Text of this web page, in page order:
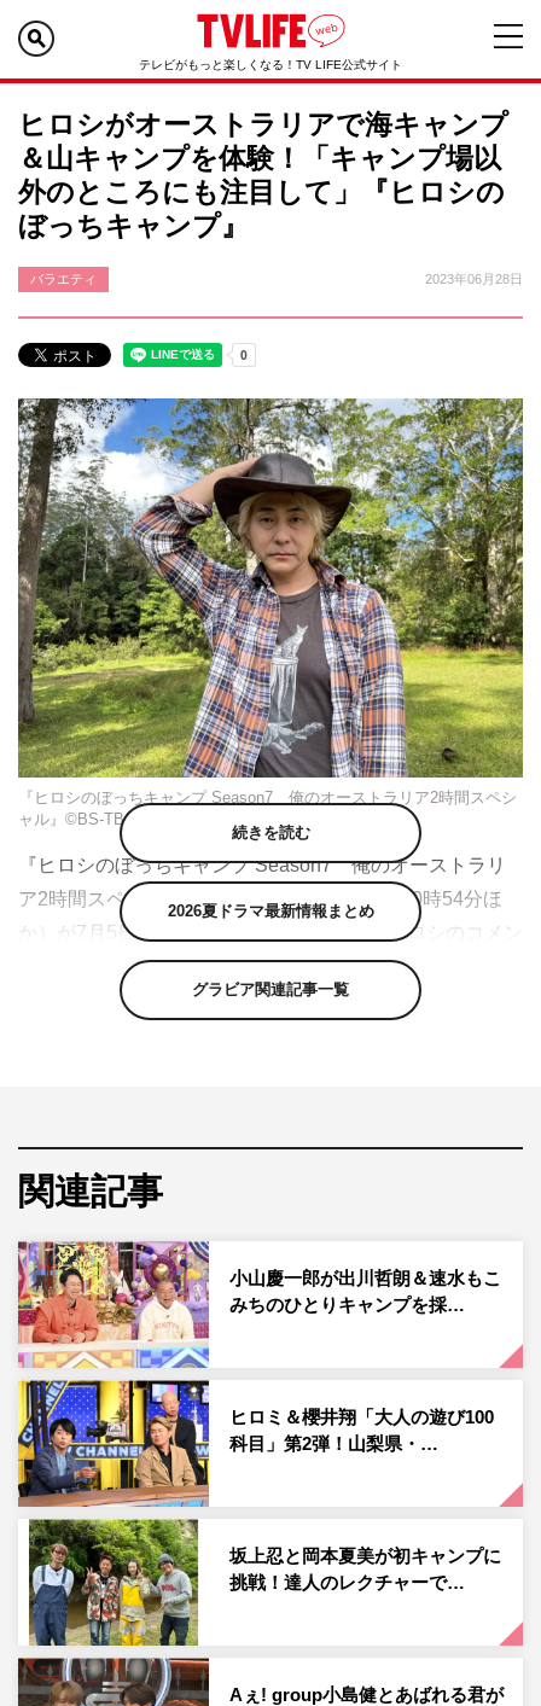
テレビがもっと楽しくなる！TV LIFE公式サイト
ヒロシがオーストラリアで海キャンプ
＆山キャンプを体験！「キャンプ場以
外のところにも注目して」『ヒロシの
ぼっちキャンプ』
バラエティ 2023年06月28日
『ヒロシのぼっちキャンプ Season7 俺のオーストラリア2時間スペシ
ャル』©BS-TBS
『ヒロシのぼっちキャンプ Season7 俺のオーストラリ
ア2時間スペシャル』（BS-TBS 午後9時～10時54分ほ
か）が7月5日（水）放送。これに先駆け、ヒロシのコメン
トが到着した。
毎週水曜午後10時から放送中のBS-TBS『ヒロシのぼっち
まずは、車を走らせ、ジュゴンやカンガルーもすむ⾃然の
宝庫、ブライビー・アイランド国⽴公園へ向かう。静かな
内海に浮かぶ⼩さな島のキャンプ場「ミッション・ポイン
ト・ キャンピング・エリア」で海キャンプからスター
ト。
道中、キャンプ⽤品店で⽇本から持参しなかったキャンプ
ギアや薪など必要物資を⼿に⼊れつつ、いつものように⾷
材調達するも、「英語、まったくしゃべれない！」という
ヒロシ。通訳なしの体当たりコミュニケーションで⼿に⼊
れたものとは。
そして、いよいよキャンプ場へ。そこは、陸路では行くこ
とのできない、「ぼっち」のためにあるようなキャンプ
場。番組史上初の海外キャンプで、どんなキャンプが繰り
広げられるのか。
続きを読む
2026夏ドラマ最新情報まとめ
グラビア関連記事一覧
関連記事
小山慶一郎が出川哲朗＆速水もこ
みちのひとりキャンプを採…
ヒロミ＆櫻井翔「大人の遊び100
科目」第2弾！山梨県・…
坂上忍と岡本夏美が初キャンプに
挑戦！達人のレクチャーで…
Aぇ! group小島健とあばれる君が